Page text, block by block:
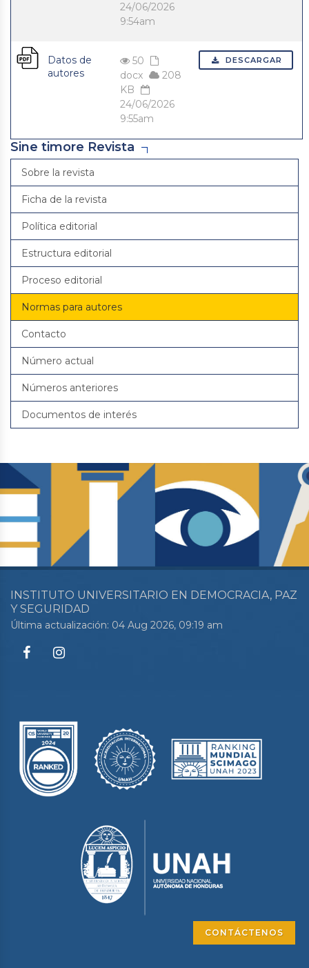
24/06/2026
9:54am
Datos de
autores
50
docx
208
KB
24/06/2026
9:55am
DESCARGAR
Sine timore Revista
Sobre la revista
Ficha de la revista
Política editorial
Estructura editorial
Proceso editorial
Normas para autores
Contacto
Número actual
Números anteriores
Documentos de interés
INSTITUTO UNIVERSITARIO EN DEMOCRACIA, PAZ
Y SEGURIDAD
Última actualización: 04 Aug 2026, 09:19 am
CONTÁCTENOS